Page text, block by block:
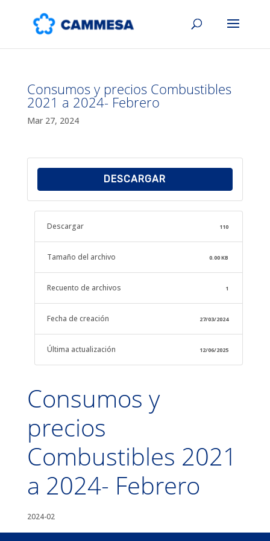
Consumos y precios Combustibles
2021 a 2024- Febrero
Mar 27, 2024
DESCARGAR
Descargar 110
Tamaño del archivo 0.00 KB
Recuento de archivos 1
Fecha de creación 27/03/2024
Última actualización 12/06/2025
Consumos y
precios
Combustibles 2021
a 2024- Febrero
2024-02